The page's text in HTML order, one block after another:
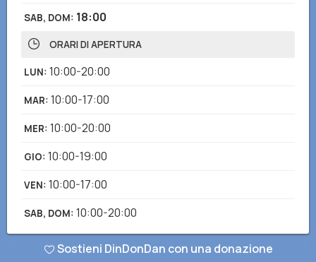
SAB, DOM: 18:00
ORARI DI APERTURA
LUN: 10:00-20:00
MAR: 10:00-17:00
MER: 10:00-20:00
GIO: 10:00-19:00
VEN: 10:00-17:00
SAB, DOM: 10:00-20:00
Sostieni DinDonDan con una donazione